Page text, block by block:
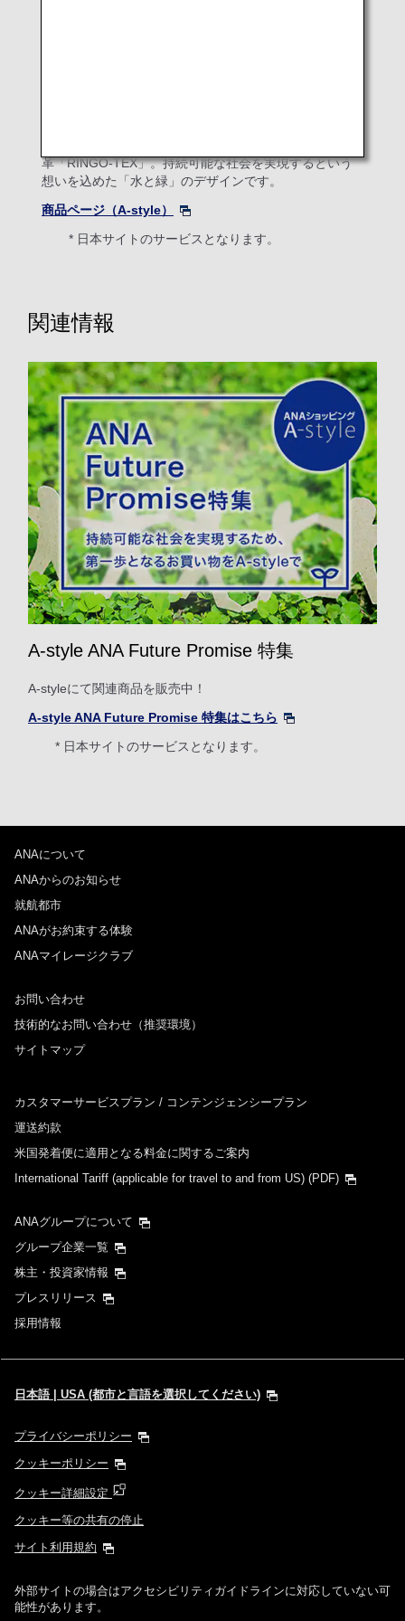
革「RINGO-TEX」。持続可能な社会を実現するという
想いを込めた「水と緑」のデザインです。
商品ページ（A-style）
* 日本サイトのサービスとなります。
関連情報
A-style ANA Future Promise 特集
A-styleにて関連商品を販売中！
A-style ANA Future Promise 特集はこちら
* 日本サイトのサービスとなります。
ANAについて
ANAからのお知らせ
就航都市
ANAがお約束する体験
ANAマイレージクラブ
お問い合わせ
技術的なお問い合わせ（推奨環境）
サイトマップ
カスタマーサービスプラン / コンテンジェンシープラン
運送約款
米国発着便に適用となる料金に関するご案内
International Tariff (applicable for travel to and from US) (PDF)
ANAグループについて
グループ企業一覧
株主・投資家情報
プレスリリース
採用情報
日本語 | USA (都市と言語を選択してください)
プライバシーポリシー
クッキーポリシー
クッキー詳細設定
クッキー等の共有の停止
サイト利用規約
外部サイトの場合はアクセシビリティガイドラインに対応していない可
能性があります。